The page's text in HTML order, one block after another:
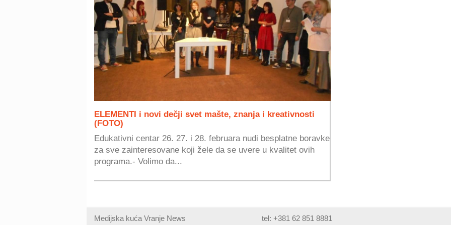
ELEMENTI i novi dečji svet mašte, znanja i kreativnosti
(FOTO)
Edukativni centar 26. 27. i 28. februara nudi besplatne boravke
za sve zainteresovane koji žele da se uvere u kvalitet ovih
programa.- Volimo da...
Medijska kuća Vranje News tel: +381 62 851 8881